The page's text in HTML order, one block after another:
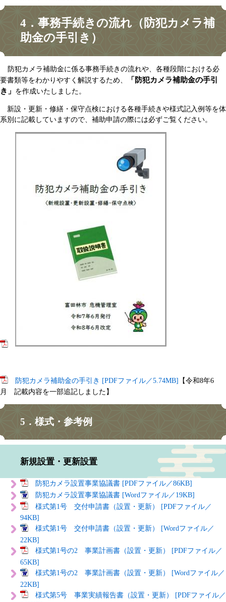
4．​事務手続きの流れ（防犯カメラ補
助金の手引き）
防犯カメラ補助金に係る事務手続きの流れや、各種段階における必
要書類等をわかりやすく解説するため、
「防犯カメラ補助金の手引
き」 を作成いたしました。
新設・更新・修繕・保守点検における各種手続きや様式記入例等を体
系別に記載していますので、補助申請の際には必ずご覧ください。
防犯カメラ補助金の手引き [PDFファイル／5.74MB] 【令和8年6
月 記載内容を一部追記しました】​
5．様式・参考例
新規設置・更新設置
防犯カメラ設置事業協議書 [PDFファイル／86KB]
防犯カメラ設置事業協議書 [Wordファイル／19KB]
様式第1号 交付申請書（設置・更新） [PDFファイル／
94KB]
様式第1号 交付申請書（設置・更新） [Wordファイル／
22KB]
様式第1号の2 事業計画書（設置・更新） [PDFファイル／
65KB]
様式第1号の2 事業計画書（設置・更新） [Wordファイル／
22KB]
様式第5号 事業実績報告書（設置・更新） [PDFファイル／